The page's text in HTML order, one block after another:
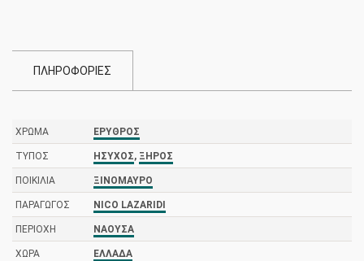
ΠΛΗΡΟΦΟΡΙΕΣ
ΧΡΏΜΑ ΕΡΥΘΡΌΣ
ΤΎΠΟΣ ΉΣΥΧΟΣ, ΞΗΡΌΣ
ΠΟΙΚΙΛΊΑ ΞΙΝΌΜΑΥΡΟ
ΠΑΡΑΓΩΓΌΣ NICO LAZARIDI
ΠΕΡΙΟΧΉ ΝΆΟΥΣΑ
ΧΏΡΑ ΕΛΛΆΔΑ